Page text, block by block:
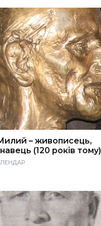
– живописець,
(120 років тому)